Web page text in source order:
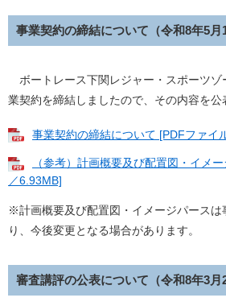
事業契約の締結について（令和8年5月
ボートレース下関レジャー・スポーツゾ
業契約を締結しましたので、その内容を公
事業契約の締結について [PDFファイ
（参考）計画概要及び配置図・イメ
／6.93MB]
※計画概要及び配置図・イメージパースは
り、今後変更となる場合があります。
審査講評の公表について（令和8年3月